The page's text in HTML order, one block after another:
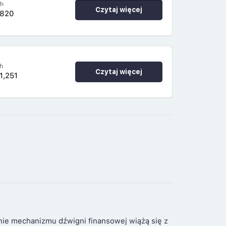
Czytaj więcej
Czytaj więcej
mechanizmu dźwigni finansowej wiążą się z